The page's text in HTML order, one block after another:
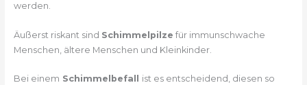
werden.
Äußerst riskant sind Schimmelpilze für immunschwache
Menschen, ältere Menschen und Kleinkinder.
Bei einem Schimmelbefall ist es entscheidend, diesen so